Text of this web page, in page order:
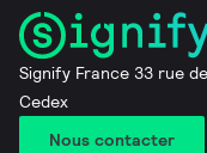
Signify France 33 rue
Cedex
Nous contacter